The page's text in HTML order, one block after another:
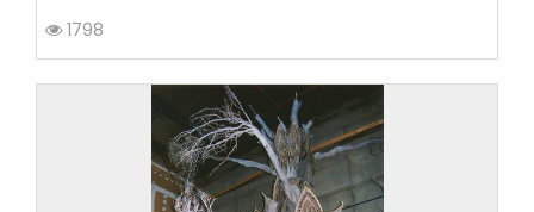
1798